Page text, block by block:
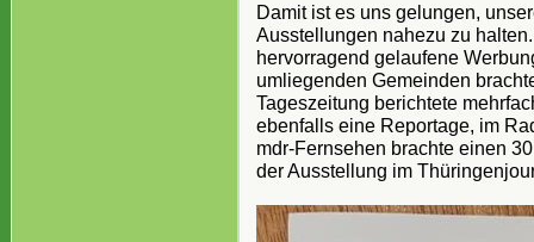
Damit ist es uns gelungen,
Ausstellungen nahezu zu
hervorragend gelaufene
umliegenden Gemeinden
Tageszeitung berichtete
ebenfalls eine Reportage, im
mdr-Fernsehen brachte einen
der Ausstellung im